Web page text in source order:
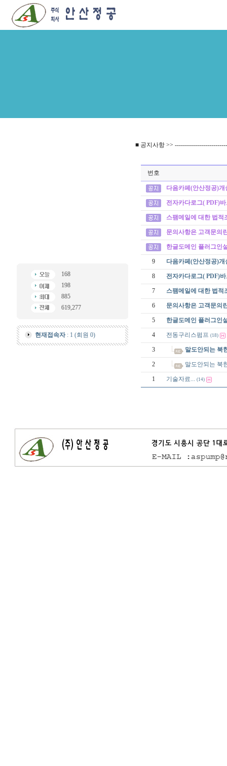
168
198
885
619,277
현재접속자: 1 (회원 0)
■ 공지사항 >>
번호
다음카페(안산정공)개
전자카다로그( PDF)
스팸메일에 대한 법적
문의사항은 고객문의
한글도메인 플러그인
9 다음카페(안산정공)개
8 전자카다로그( PDF)
7 스팸메일에 대한 법적
6 문의사항은 고객문의
5 한글도메인 플러그인
4 전동구리스펌프 (18)
3 말도안되는 북
2 말도안되는 북
1 기술자료... (14)